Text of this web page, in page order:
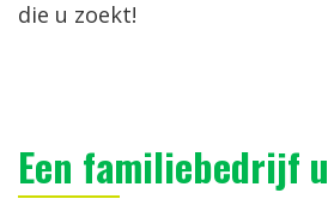
die u zoekt!
Een familiebedrijf